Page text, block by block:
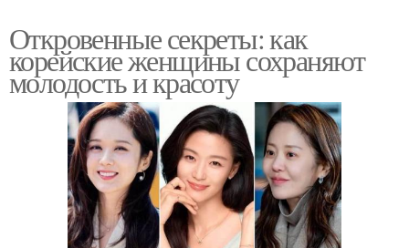
Откровенные секреты: как
корейские женщины сохраняют
молодость и красоту